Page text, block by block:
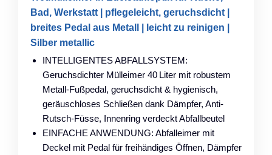
Bad, Werkstatt | pflegeleicht, geruchsdicht |
breites Pedal aus Metall | leicht zu reinigen |
Silber metallic
INTELLIGENTES ABFALLSYSTEM:
Geruchsdichter Mülleimer 40 Liter mit robustem
Metall-Fußpedal, geruchsdicht & hygienisch,
geräuschloses Schließen dank Dämpfer, Anti-
Rutsch-Füsse, Innenring verdeckt Abfallbeutel
EINFACHE ANWENDUNG: Abfalleimer mit
Deckel mit Pedal für freihändiges Öffnen, Dämpfer